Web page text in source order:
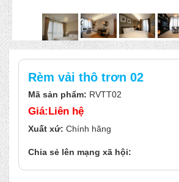
Rèm vải thô trơn 02
Mã sản phẩm: RVTT02
Giá:Liên hệ
Xuất xứ: Chính hãng
Chia sẻ lên mạng xã hội: